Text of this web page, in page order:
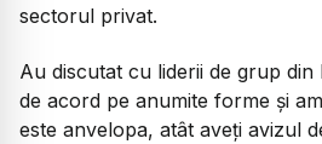
sectorul privat.
Au discutat cu liderii de grup
de acord pe anumite forme și
este anvelopa, atât aveți avizul